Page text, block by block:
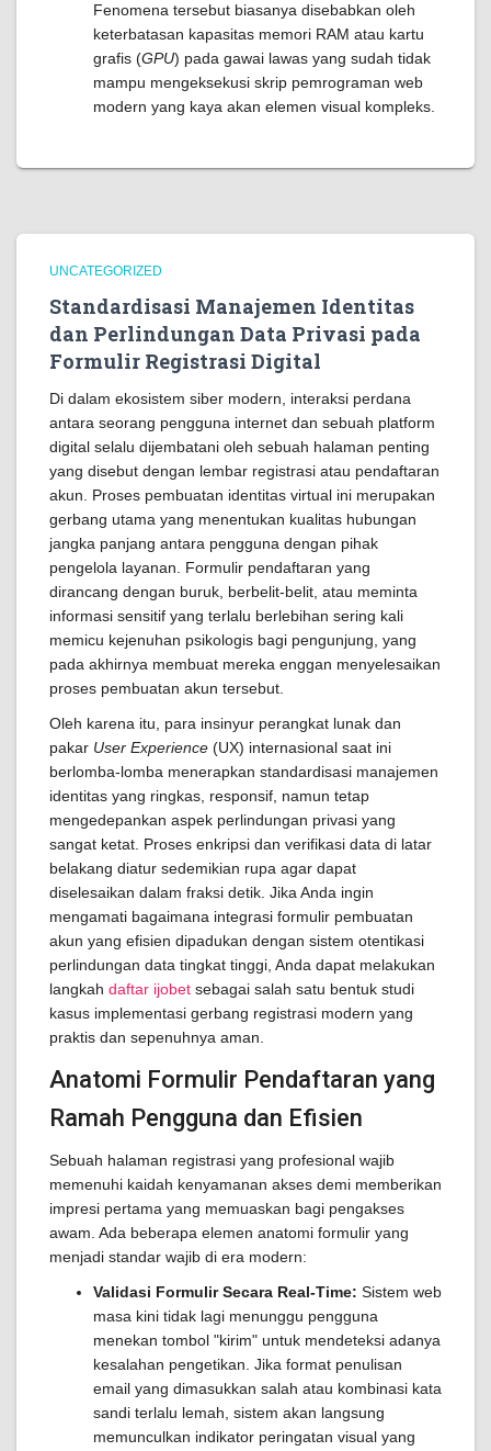
Fenomena tersebut biasanya disebabkan oleh
keterbatasan kapasitas memori RAM atau kartu
grafis (GPU) pada gawai lawas yang sudah tidak
mampu mengeksekusi skrip pemrograman web
modern yang kaya akan elemen visual kompleks.
UNCATEGORIZED
Standardisasi Manajemen Identitas
dan Perlindungan Data Privasi pada
Formulir Registrasi Digital
Di dalam ekosistem siber modern, interaksi perdana
antara seorang pengguna internet dan sebuah platform
digital selalu dijembatani oleh sebuah halaman penting
yang disebut dengan lembar registrasi atau pendaftaran
akun. Proses pembuatan identitas virtual ini merupakan
gerbang utama yang menentukan kualitas hubungan
jangka panjang antara pengguna dengan pihak
pengelola layanan. Formulir pendaftaran yang
dirancang dengan buruk, berbelit-belit, atau meminta
informasi sensitif yang terlalu berlebihan sering kali
memicu kejenuhan psikologis bagi pengunjung, yang
pada akhirnya membuat mereka enggan menyelesaikan
proses pembuatan akun tersebut.
Oleh karena itu, para insinyur perangkat lunak dan
pakar User Experience (UX) internasional saat ini
berlomba-lomba menerapkan standardisasi manajemen
identitas yang ringkas, responsif, namun tetap
mengedepankan aspek perlindungan privasi yang
sangat ketat. Proses enkripsi dan verifikasi data di latar
belakang diatur sedemikian rupa agar dapat
diselesaikan dalam fraksi detik. Jika Anda ingin
mengamati bagaimana integrasi formulir pembuatan
akun yang efisien dipadukan dengan sistem otentikasi
perlindungan data tingkat tinggi, Anda dapat melakukan
langkah daftar ijobet sebagai salah satu bentuk studi
kasus implementasi gerbang registrasi modern yang
praktis dan sepenuhnya aman.
Anatomi Formulir Pendaftaran yang
Ramah Pengguna dan Efisien
Sebuah halaman registrasi yang profesional wajib
memenuhi kaidah kenyamanan akses demi memberikan
impresi pertama yang memuaskan bagi pengakses
awam. Ada beberapa elemen anatomi formulir yang
menjadi standar wajib di era modern:
Validasi Formulir Secara Real-Time: Sistem web
masa kini tidak lagi menunggu pengguna
menekan tombol "kirim" untuk mendeteksi adanya
kesalahan pengetikan. Jika format penulisan
email yang dimasukkan salah atau kombinasi kata
sandi terlalu lemah, sistem akan langsung
memunculkan indikator peringatan visual yang